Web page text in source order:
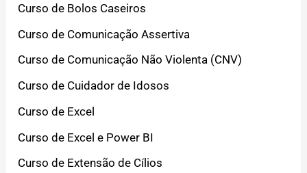
Curso de Bolos Caseiros
Curso de Comunicação Assertiva
Curso de Comunicação Não Violenta (CNV)
Curso de Cuidador de Idosos
Curso de Excel
Curso de Excel e Power BI
Curso de Extensão de Cílios